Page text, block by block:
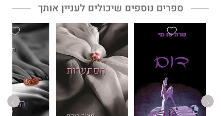
"מומלץ מאוד - יש כאן אהבה ורומנטיקה, מתח ושברון לב... אל
Cat's Review
"מצחיק, סקסי, בוער, לוחם אמנויות הלחימה מדליק. רציתי עוד!
חמישה כוכבים!"
טוני אליאו, מחברת רבי־מכר
ספרים נוספים שיכולים לעניין אותך